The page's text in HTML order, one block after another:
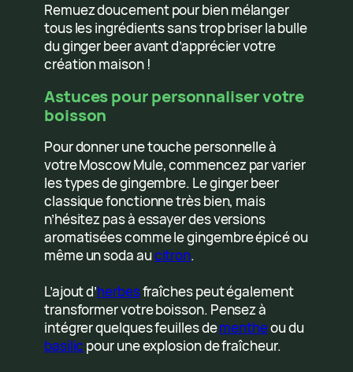
Remuez doucement pour bien mélanger
tous les ingrédients sans trop briser la bulle
du ginger beer avant d’apprécier votre
création maison !
Astuces pour personnaliser votre
boisson
Pour donner une touche personnelle à
votre Moscow Mule, commencez par varier
les types de gingembre. Le ginger beer
classique fonctionne très bien, mais
n’hésitez pas à essayer des versions
aromatisées comme le gingembre épicé ou
même un soda aucitron.
L’ajout d’herbesfraîches peut également
transformer votre boisson. Pensez à
intégrer quelques feuilles dementheou du
basilic pour une explosion de fraîcheur.